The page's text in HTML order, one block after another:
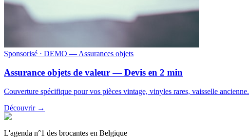
Sponsorisé · DEMO — Assurances objets
Assurance objets de valeur — Devis en 2 min
Couverture spécifique pour vos pièces vintage, vinyles rares, vaisselle ancienne.
Découvrir →
L'agenda n°1 des brocantes en Belgique